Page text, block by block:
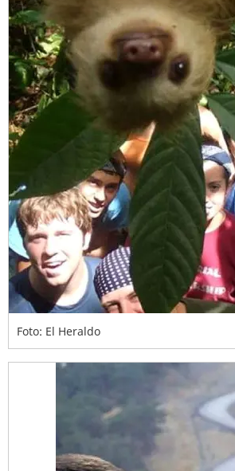
Foto: El Heraldo